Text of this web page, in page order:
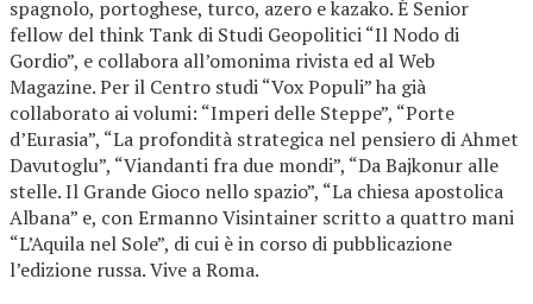
spagnolo, portoghese, turco, azero e kazako. È Senior
fellow del think Tank di Studi Geopolitici “Il Nodo di
Gordio”, e collabora all’omonima rivista ed al Web
Magazine. Per il Centro studi “Vox Populi” ha già
collaborato ai volumi: “Imperi delle Steppe”, “Porte
d’Eurasia”, “La profondità strategica nel pensiero di Ahmet
Davutoglu”, “Viandanti fra due mondi”, “Da Bajkonur alle
stelle. Il Grande Gioco nello spazio”, “La chiesa apostolica
Albana” e, con Ermanno Visintainer scritto a quattro mani
“L’Aquila nel Sole”, di cui è in corso di pubblicazione
l’edizione russa. Vive a Roma.